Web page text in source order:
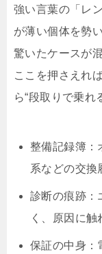
強い言葉の「レ
が薄い個体を勢
驚いたケースが
ここを押さえれ
ら“段取りで乗れ
整備記録簿
系などの交換
診断の痕跡
く、原因に触
保証の中身